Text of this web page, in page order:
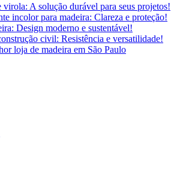
virola: A solução durável para seus projetos!
incolor para madeira: Clareza e proteção!
Design moderno e sustentável!
civil: Resistência e versatilidade!
loja de madeira em São Paulo